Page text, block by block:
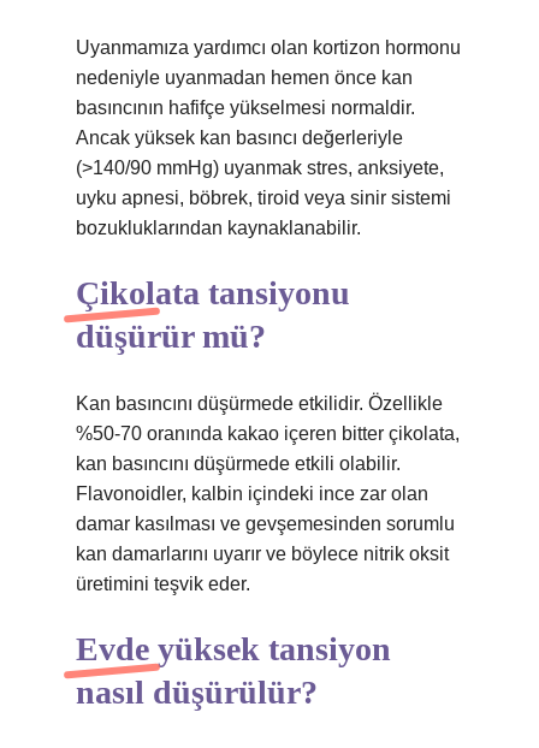
Uyanmamıza yardımcı olan kortizon hormonu
nedeniyle uyanmadan hemen önce kan
basıncının hafifçe yükselmesi normaldir.
Ancak yüksek kan basıncı değerleriyle
(>140/90 mmHg) uyanmak stres, anksiyete,
uyku apnesi, böbrek, tiroid veya sinir sistemi
bozukluklarından kaynaklanabilir.
Çikolata tansiyonu
düşürür mü?
Kan basıncını düşürmede etkilidir. Özellikle
%50-70 oranında kakao içeren bitter çikolata,
kan basıncını düşürmede etkili olabilir.
Flavonoidler, kalbin içindeki ince zar olan
damar kasılması ve gevşemesinden sorumlu
kan damarlarını uyarır ve böylece nitrik oksit
üretimini teşvik eder.
Evde yüksek tansiyon
nasıl düşürülür?